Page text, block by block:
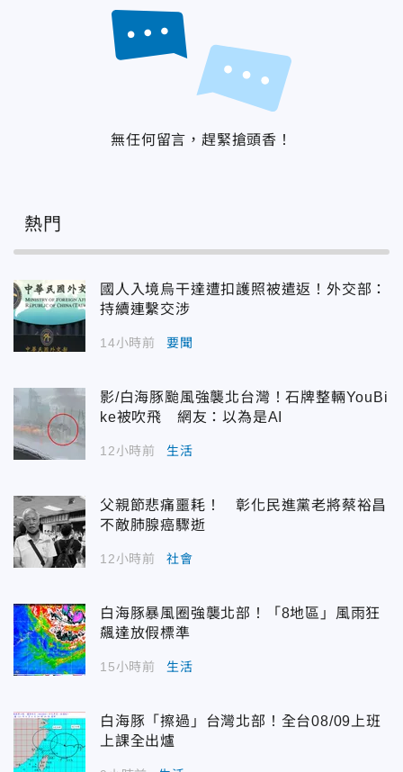
無任何留言，趕緊搶頭香！
熱門
國人入境烏干達遭扣護照被遣返！外交部：
持續連繫交涉
14小時前 要聞
影/白海豚颱風強襲北台灣！石牌整輛YouBi
ke被吹飛 網友：以為是AI
12小時前 生活
父親節悲痛噩耗！ 彰化民進黨老將蔡裕昌
不敵肺腺癌驟逝
12小時前 社會
白海豚暴風圈強襲北部！「8地區」風雨狂
飆達放假標準
15小時前 生活
白海豚「擦過」台灣北部！全台08/09上班
上課全出爐